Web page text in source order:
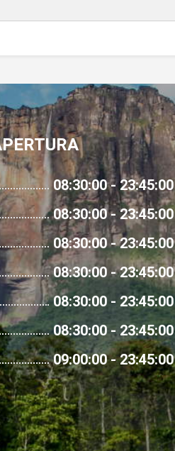
08:30:00 - 23:45:00
08:30:00 - 23:45:00
08:30:00 - 23:45:00
08:30:00 - 23:45:00
08:30:00 - 23:45:00
08:30:00 - 23:45:00
09:00:00 - 23:45:00